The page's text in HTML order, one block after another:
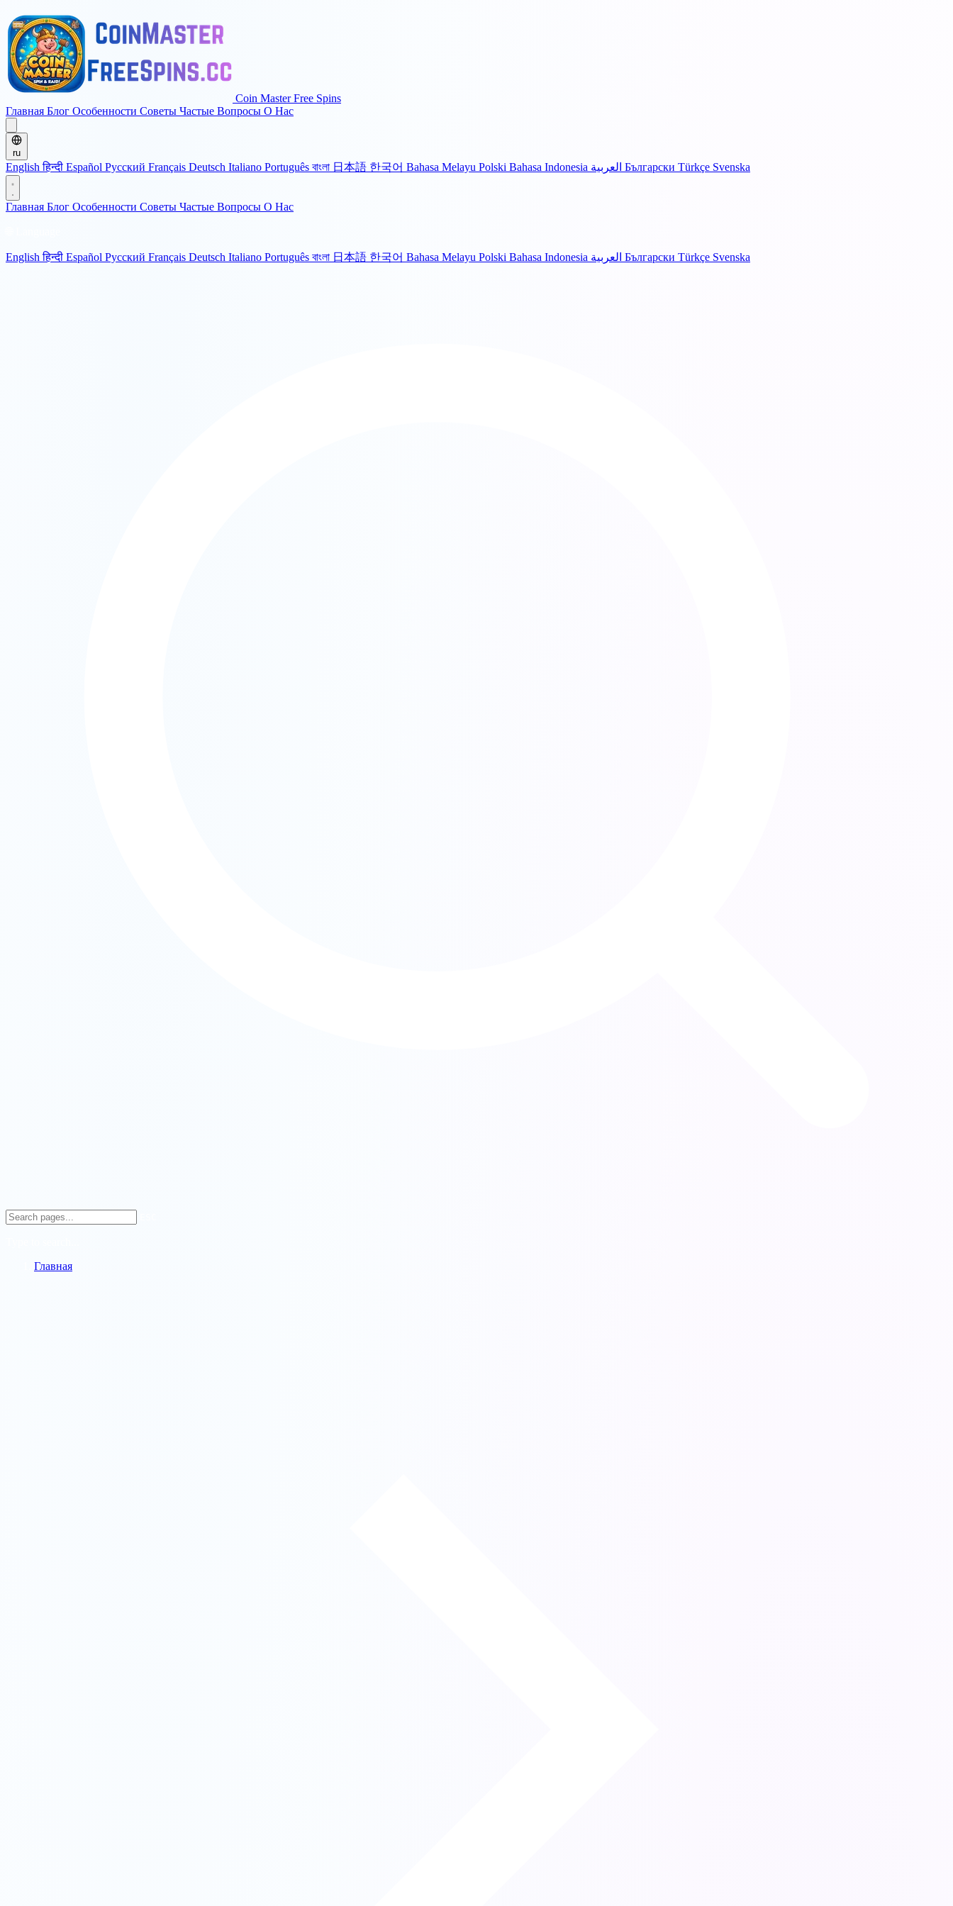
Coin Master Free Spins
Главная Блог Особенности Советы Частые Вопросы О Нас
ru
Englishहिन्दी Español Русский Français Deutsch Italiano Português বাংলা 日本語 한국어 Bahasa Melayu Polski Bahasa Indonesia Български Türkçe Svenska
Главная Блог Особенности Советы Частые Вопросы О Нас
Englishहिन्दी Español Русский Français Deutsch Italiano Português বাংলা 日本語 한국어 Bahasa Melayu Polski Bahasa Indonesia Български Türkçe Svenska
Главная